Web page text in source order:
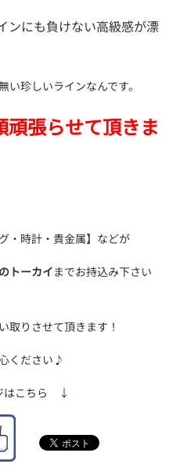
ンにも負けない高級感が漂
珍しいラインなんです。
頑張らせて頂きま
・時計・貴金属】などが
トーカイまでお持込み下さい
取りさせて頂きます！
ください♪
はこちら ↓